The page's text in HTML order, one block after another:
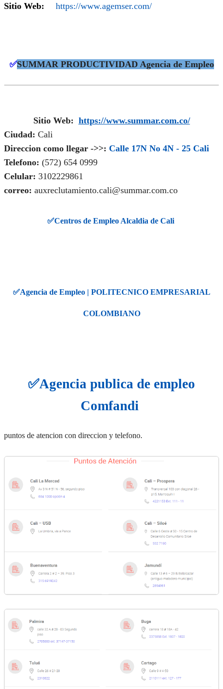
Sitio Web: https://www.agemser.com/
✅SUMMAR PRODUCTIVIDAD Agencia de Empleo
Sitio Web: https://www.summar.com.co/
Ciudad: Cali
Direccion como llegar ->>: Calle 17N No 4N - 25 Cali
Telefono: (572) 654 0999
Celular: 3102229861
correo: auxreclutamiento.cali@summar.com.co
✅Centros de Empleo Alcaldia de Cali
✅Agencia de Empleo | POLITECNICO EMPRESARIAL
COLOMBIANO
✅Agencia publica de empleo
Comfandi
puntos de atencion con direccion y telefono.